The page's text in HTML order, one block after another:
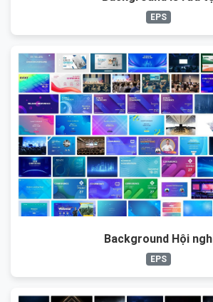
EPS
Background Hội
EPS